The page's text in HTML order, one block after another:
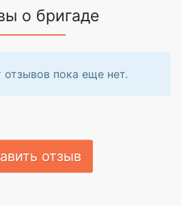
о бригаде
пока еще нет.
отзыв